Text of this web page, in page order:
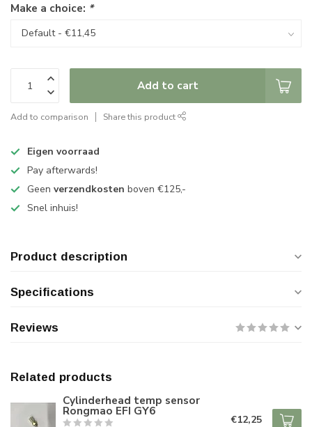
Make a choice: *
Add to cart
Add to comparison Share this product
Eigen voorraad
Pay afterwards!
Geen verzendkosten boven €125,-
Snel inhuis!
Product description
Specifications
Reviews
Related products
Cylinderhead temp sensor
Rongmao EFI GY6
€12,25